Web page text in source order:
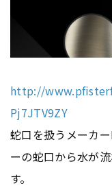
http://
Pj7JTV9ZY
蛇口を扱うメーカ
ーの蛇口から水が
す。